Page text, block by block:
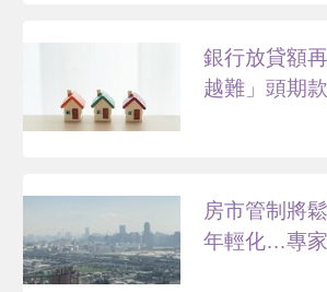
銀行放貸額
越難」頭期
房市管制將
年輕化…專